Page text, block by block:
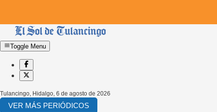
Toggle Menu
Tulancingo, Hidalgo, 6 de agosto de 2026
VER MÁS PERIÓDICOS